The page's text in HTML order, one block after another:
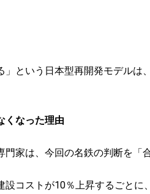
」という日本型再開発モデルは
くなった理由
家は、今回の名鉄の判断を「
コストが10％上昇するごとに